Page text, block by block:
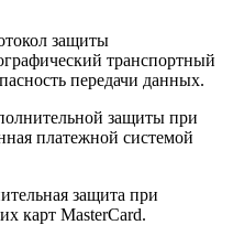
защиты
транспортный
передачи данных.
защиты при
платежной системой
защита при
карт MasterCard.